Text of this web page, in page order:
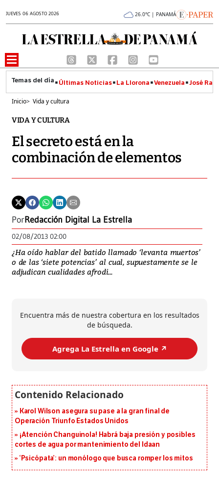
JUEVES 06 AGOSTO 2026 26.0°C | PANAMÁ
Últimas Noticias La Llorona Venezuela José
Inicio> Vida y cultura
VIDA Y CULTURA
El secreto está en la
combinación de elementos
PorRedacción Digital La Estrella
02/08/2013 02:00
¿Ha oído hablar del batido llamado ‘levanta muertos’
o de las ‘siete potencias’ al cual, supuestamente se le
adjudican cualidades afrodi...
Encuentra más de nuestra cobertura en los resultados
de búsqueda.
Agrega La Estrella en Google ↗️
Karol Wilson asegura su pase a la gran final de
Operación Triunfo Estados Unidos
¡Atención Changuinola! Habrá baja presión y posibles
cortes de agua por mantenimiento del Idaan
‘Psicópata’: un monólogo que busca romper los mitos